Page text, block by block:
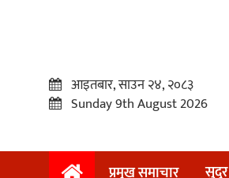
आइतबार, साउन २४, २०८३
Sunday 9th August 2026
प्रमुख समाचार सुदुर